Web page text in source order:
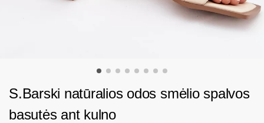
S.Barski natūralios odos smėlio spalvos
basutės ant kulno